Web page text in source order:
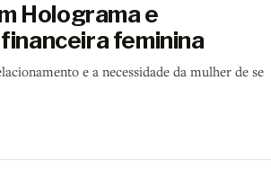
Holograma e
feminina
e a necessidade da mulher de se